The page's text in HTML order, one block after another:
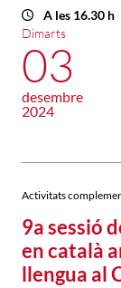
A les 16.30 h
Dimarts
03
desembre
2024
Activitats
9a sessió
en català
llengua al